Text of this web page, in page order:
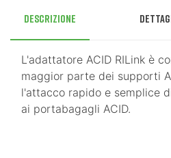
Descrizione
L'adattatore ACID RILink è
maggior parte dei supporti
l'attacco rapido e semplice
ai portabagagli ACID.